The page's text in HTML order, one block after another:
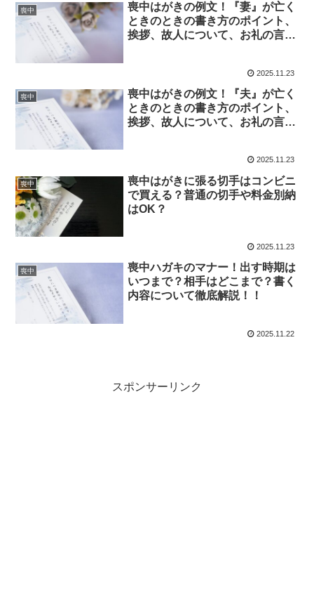
喪中
喪中はがきの例文！『妻』が亡く
ときのときの書き方のポイント、
挨拶、故人について、お礼の言
2025.11.23
喪中
喪中はがきの例文！『夫』が亡く
ときのときの書き方のポイント、
挨拶、故人について、お礼の言
2025.11.23
喪中
喪中はがきに張る切手はコンビニ
で買える？普通の切手や料金別納
はOK？
2025.11.23
喪中
喪中ハガキのマナー！出す時期は
いつまで？相手はどこまで？書く
内容について徹底解説！！
2025.11.22
スポンサーリンク